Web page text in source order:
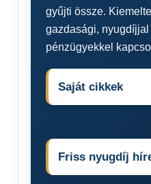
gyűjti össze.
gazdasági, nyugdíjjal
pénzügyekkel
Saját cikkek
Friss nyugdíj